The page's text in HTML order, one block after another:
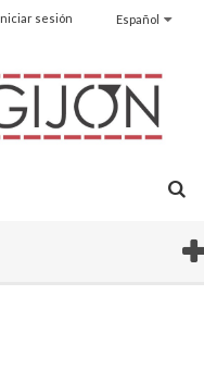
Español
sesión